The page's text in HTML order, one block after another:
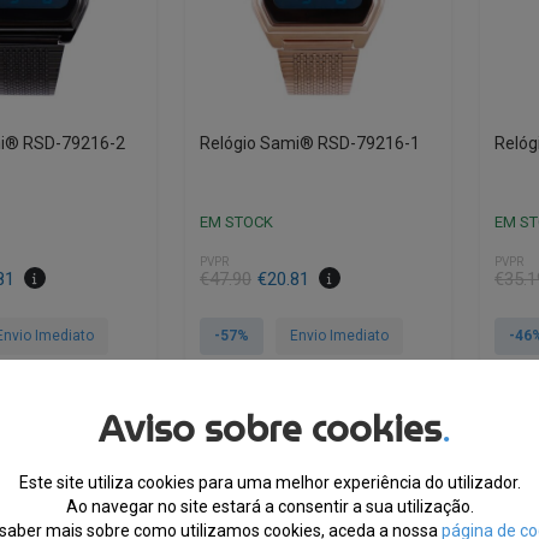
RSD-79216-2
Imediato
Relógio Sami® RSD-79216-1
EM STOCK
PVPR
€47.90
O
original
era:
€20.81
O
atual
é:
-57% Envio Imediato
EM
PVPR
€
O
era:
O
atual
é:
-
CUPÃO: 10% EXTRA, CUPÃO:
SUMMER10
Aviso sobre cookies.
Este site utiliza cookies para uma melhor experiência do utilizador.
Ao navegar no site estará a consentir a sua utilização.
mais sobre como utilizamos cookies, aceda a nossa página de